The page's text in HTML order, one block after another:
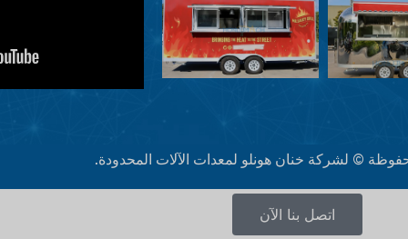
© لشركة خنان هونلو لمعدات الآلات المحدودة.
اتصل بنا الآن